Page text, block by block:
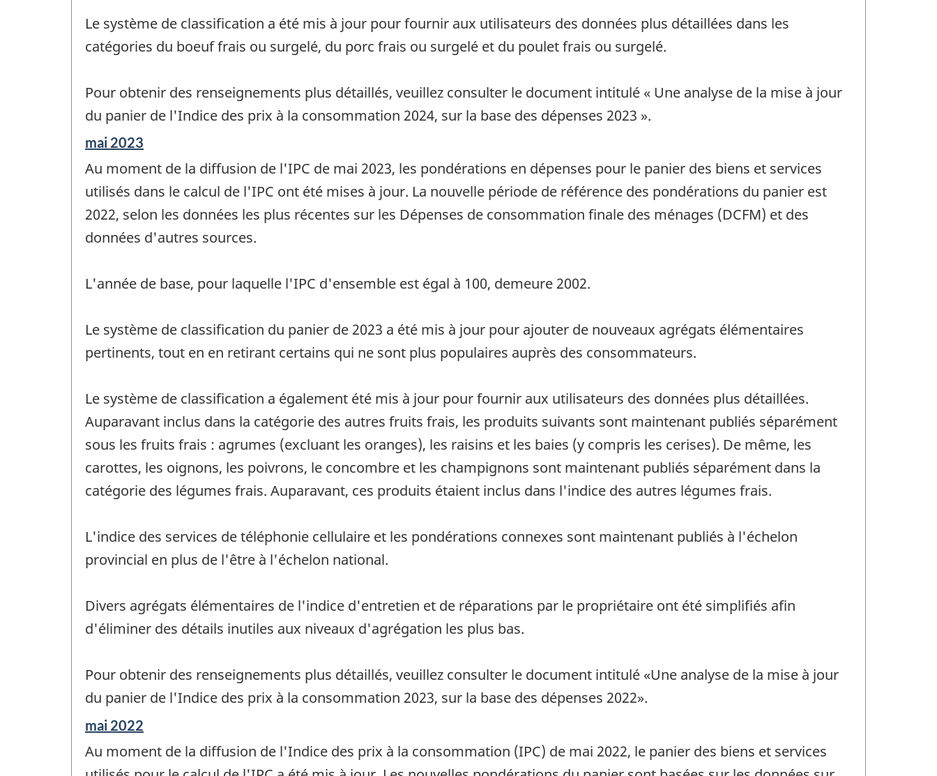
Le système de classification a été mis à jour pour fournir aux utilisateurs des données plus détaillées dans les
catégories du boeuf frais ou surgelé, du porc frais ou surgelé et du poulet frais ou surgelé.
Pour obtenir des renseignements plus détaillés, veuillez consulter le document intitulé « Une analyse de la mise à jour
du panier de l'Indice des prix à la consommation 2024, sur la base des dépenses 2023 ».
Période
référence
de
-
mai 2023
Au moment de la diffusion de l'IPC de mai 2023, les pondérations en dépenses pour le panier des biens et services
utilisés dans le calcul de l'IPC ont été mises à jour. La nouvelle période de référence des pondérations du panier est
2022, selon les données les plus récentes sur les Dépenses de consommation finale des ménages (DCFM) et des
données d'autres sources.
L'année de base, pour laquelle l'IPC d'ensemble est égal à 100, demeure 2002.
Le système de classification du panier de 2023 a été mis à jour pour ajouter de nouveaux agrégats élémentaires
pertinents, tout en en retirant certains qui ne sont plus populaires auprès des consommateurs.
Le système de classification a également été mis à jour pour fournir aux utilisateurs des données plus détaillées.
Auparavant inclus dans la catégorie des autres fruits frais, les produits suivants sont maintenant publiés séparément
sous les fruits frais : agrumes (excluant les oranges), les raisins et les baies (y compris les cerises). De même, les
carottes, les oignons, les poivrons, le concombre et les champignons sont maintenant publiés séparément dans la
catégorie des légumes frais. Auparavant, ces produits étaient inclus dans l'indice des autres légumes frais.
L'indice des services de téléphonie cellulaire et les pondérations connexes sont maintenant publiés à l'échelon
provincial en plus de l'être à l'échelon national.
Divers agrégats élémentaires de l'indice d'entretien et de réparations par le propriétaire ont été simplifiés afin
d'éliminer des détails inutiles aux niveaux d'agrégation les plus bas.
Pour obtenir des renseignements plus détaillés, veuillez consulter le document intitulé «Une analyse de la mise à jour
du panier de l'Indice des prix à la consommation 2023, sur la base des dépenses 2022».
Période
référence
de
mai 2022
Au moment de la diffusion de l'Indice des prix à la consommation (IPC) de mai 2022, le panier des biens et services